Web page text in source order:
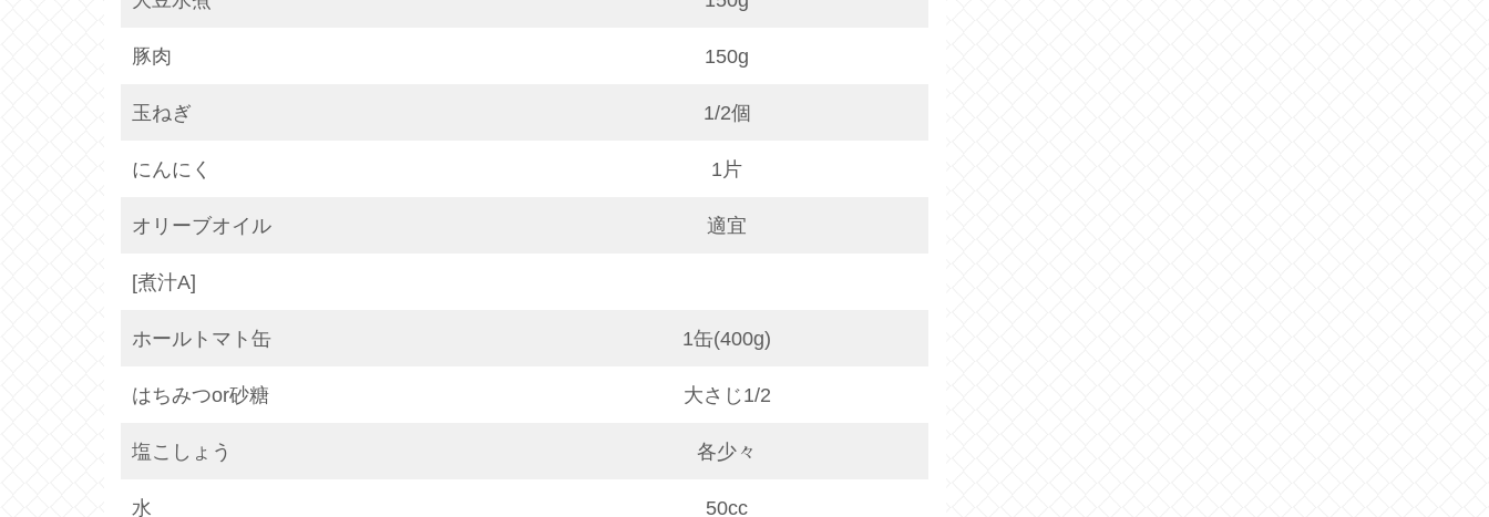
豚肉 150g
玉ねぎ 1/2個
にんにく 1片
オリーブオイル 適宜
[煮汁A]
ホールトマト缶 1缶(400g)
はちみつor砂糖 大さじ1/2
塩こしょう 各少々
水 50cc